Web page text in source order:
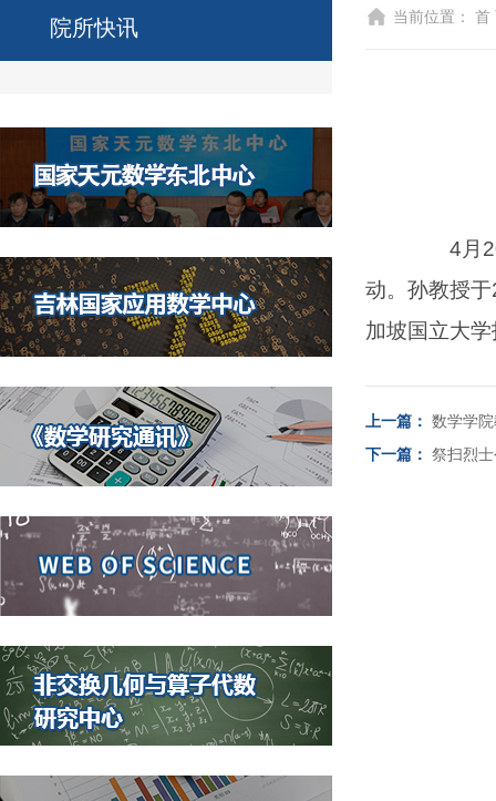
院所快讯 当前位置： 首
4 月
动。孙教授于
加坡国立大
上一篇： 数学学
下一篇： 祭扫烈